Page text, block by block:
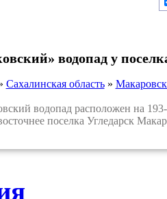
водопад у
Сахалинская область»
водопад расположен на
поселка Угледарск